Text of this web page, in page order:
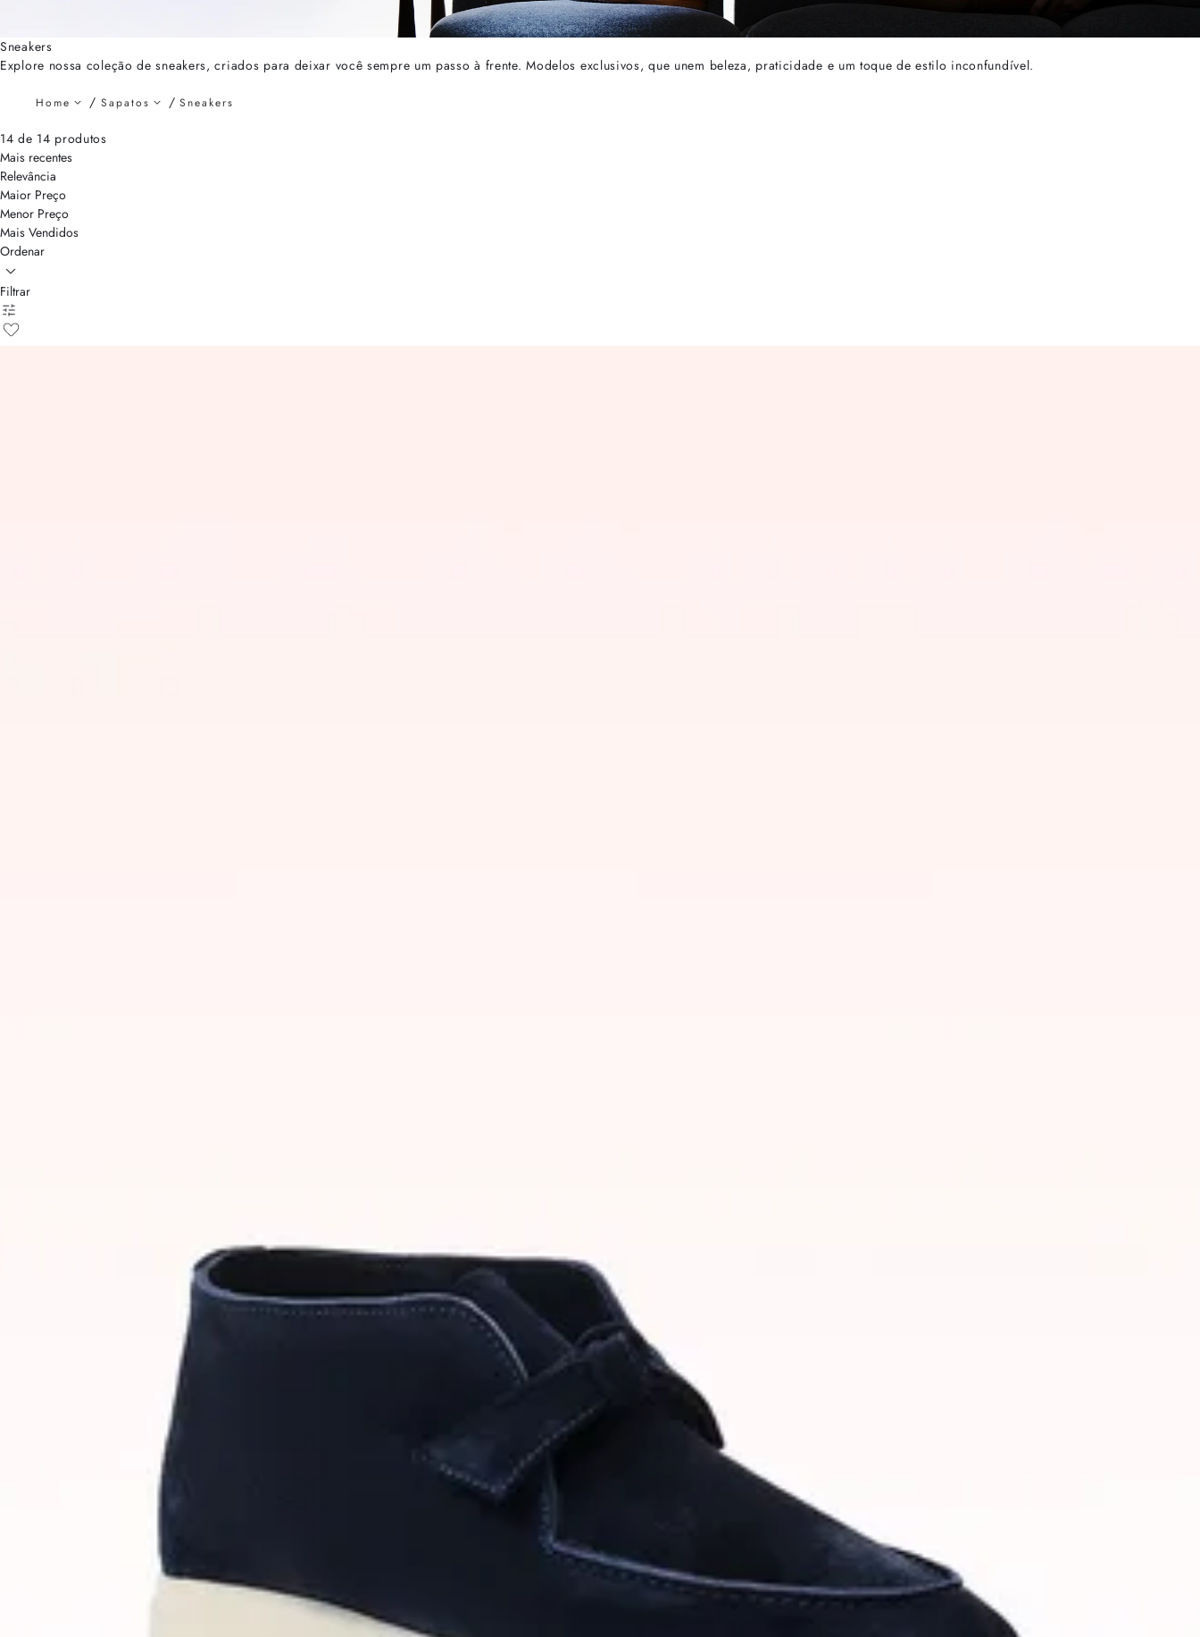
Sneakers
Explore nossa coleção de sneakers, criados para deixar você sempre um passo à frente. Modelos exclusivos, que unem beleza, praticidade e um toque de estilo inconfundível.
Home Sapatos Sneakers
14 de 14 produtos
Mais recentes
Relevância
Maior Preço
Menor Preço
Mais Vendidos
Ordenar
Filtrar